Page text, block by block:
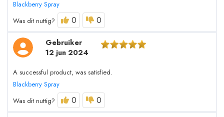
Blackberry Spray
Was dit nuttig?
0 0
Gebruiker
12 jun 2024
A successful product, was satisfied.
Blackberry Spray
Was dit nuttig?
0 0